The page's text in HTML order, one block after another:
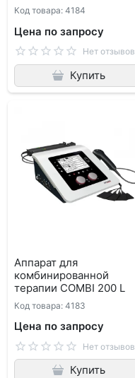
Код товара: 4184
Цена по запросу
Нет отзывов
Купить
Аппарат для
комбинированной
терапии COMBI 200 L
Код товара: 4183
Цена по запросу
Нет отзывов
Купить